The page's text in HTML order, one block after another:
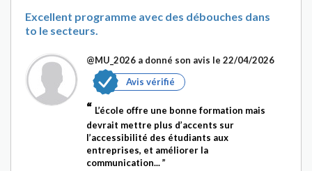
Excellent programme avec des débouches dans
to le secteurs.
@MU_2026 a donné son avis le 22/04/2026
Avis vérifié
L’école offre une bonne formation mais
devrait mettre plus d’accents sur
l’accessibilité des étudiants aux
entreprises, et améliorer la
communication...